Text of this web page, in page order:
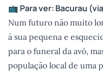
📺 Para ver: Bacurau (via
Num futuro não muito
à sua pequena e
para o funeral da avó,
população local de uma